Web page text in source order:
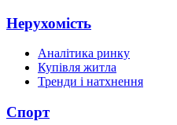
Нерухомість
Аналітика ринку
Купівля житла
Тренди і натхнення
Спорт